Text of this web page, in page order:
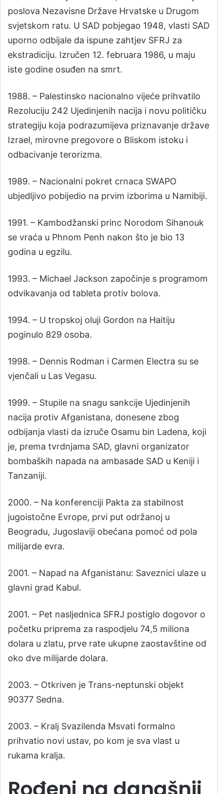
poslova Nezavisne Države Hrvatske u Drugom
svjetskom ratu. U SAD pobjegao 1948, vlasti SAD
uporno odbijale da ispune zahtjev SFRJ za
ekstradiciju. Izručen 12. februara 1986, u maju
iste godine osuđen na smrt.
1988. – Palestinsko nacionalno vijeće prihvatilo
Rezoluciju 242 Ujedinjenih nacija i novu političku
strategiju koja podrazumijeva priznavanje države
Izrael, mirovne pregovore o Bliskom istoku i
odbacivanje terorizma.
1989. – Nacionalni pokret crnaca SWAPO
ubjedljivo pobijedio na prvim izborima u Namibiji.
1991. – Kambodžanski princ Norodom Sihanouk
se vraća u Phnom Penh nakon što je bio 13
godina u egzilu.
1993. – Michael Jackson započinje s programom
odvikavanja od tableta protiv bolova.
1994. – U tropskoj oluji Gordon na Haitiju
poginulo 829 osoba.
1998. – Dennis Rodman i Carmen Electra su se
vjenčali u Las Vegasu.
1999. – Stupile na snagu sankcije Ujedinjenih
nacija protiv Afganistana, donesene zbog
odbijanja vlasti da izruče Osamu bin Ladena, koji
je, prema tvrdnjama SAD, glavni organizator
bombaških napada na ambasade SAD u Keniji i
Tanzaniji.
2000. – Na konferenciji Pakta za stabilnost
jugoistočne Evrope, prvi put održanoj u
Beogradu, Jugoslaviji obećana pomoć od pola
milijarde evra.
2001. – Napad na Afganistanu: Saveznici ulaze u
glavni grad Kabul.
2001. – Pet nasljednica SFRJ postiglo dogovor o
početku priprema za raspodjelu 74,5 miliona
dolara u zlatu, prve rate ukupne zaostavštine od
oko dve milijarde dolara.
2003. – Otkriven je Trans-neptunski objekt
90377 Sedna.
2003. – Kralj Svazilenda Msvati formalno
prihvatio novi ustav, po kom je sva vlast u
rukama kralja.